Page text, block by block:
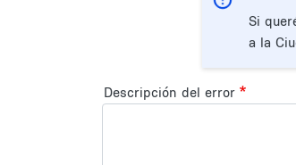
Si
a la
Descripción del error